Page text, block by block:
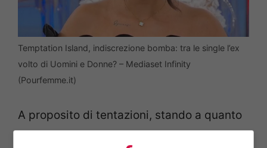
Temptation Island, indiscrezione bomba: tra le single l’ex
volto di Uomini e Donne? – Mediaset Infinity
(Pourfemme.it)
A proposito di tentazioni, stando a quanto